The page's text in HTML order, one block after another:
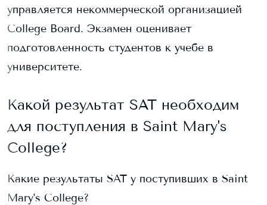
управляется некоммерческой организацией
College Board. Экзамен оценивает
подготовленность студентов к учебе в
университете.
Какой результат SAT необходим
для поступления в Saint Mary's
College?
Какие результаты SAT у поступивших в Saint
Mary's College?